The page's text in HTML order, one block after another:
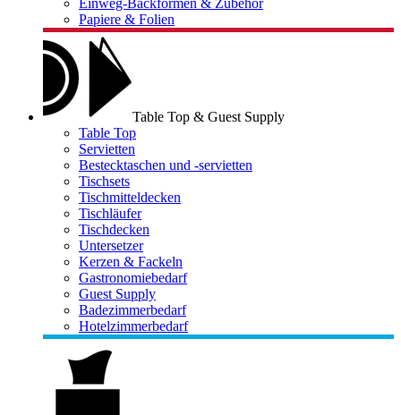
Einweg-Backformen & Zubehör
Papiere & Folien
Table Top & Guest Supply
Table Top
Servietten
Bestecktaschen und -servietten
Tischsets
Tischmitteldecken
Tischläufer
Tischdecken
Untersetzer
Kerzen & Fackeln
Gastronomiebedarf
Guest Supply
Badezimmerbedarf
Hotelzimmerbedarf